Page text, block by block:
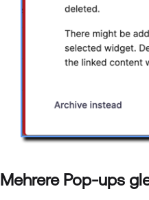
Mehrere Pop-ups